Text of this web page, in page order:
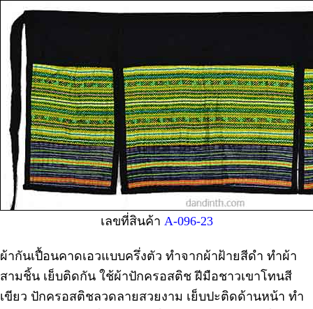
เลขที่สินค้า A-096-23
ผ้ากันเปื้อนคาดเอวแบบครึ่งตัว ทำจากผ้าฝ้ายสีดำ ทำผ้า
สามชิ้น เย็บติดกัน ใช้ผ้าปักครอสติช ฝีมือชาวเขาโทนสี
เขียว ปักครอสติชลวดลายสวยงาม เย็บปะติดด้านหน้า ทำ